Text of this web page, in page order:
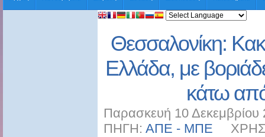
Θεσσαλονίκη:
Ελλάδα, με
κάτω
Παρασκευή 10
ΠΗΓΗ: ΑΠΕ - ΜΠΕ